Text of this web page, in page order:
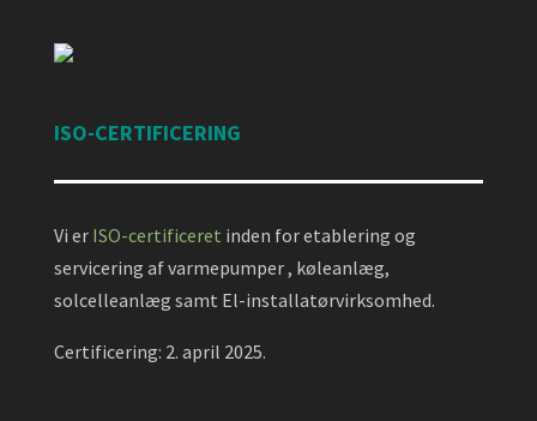
ISO-CERTIFICERING
Vi er ISO-certificeret inden for etablering og
servicering af varmepumper , køleanlæg,
solcelleanlæg samt El-installatørvirksomhed.
Certificering: 2. april 2025.